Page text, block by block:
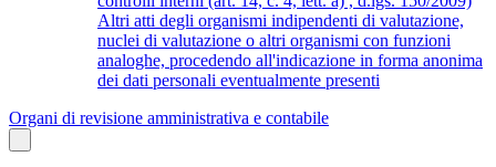
Altri atti degli organismi indipendenti di valutazione,
nuclei di valutazione o altri organismi con funzioni
analoghe, procedendo all'indicazione in forma anonima
dei dati personali eventualmente presenti
Organi di revisione amministrativa e contabile